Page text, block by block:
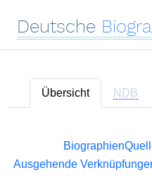
Deutsche
Übersicht NDB
Biographien
Ausgehende